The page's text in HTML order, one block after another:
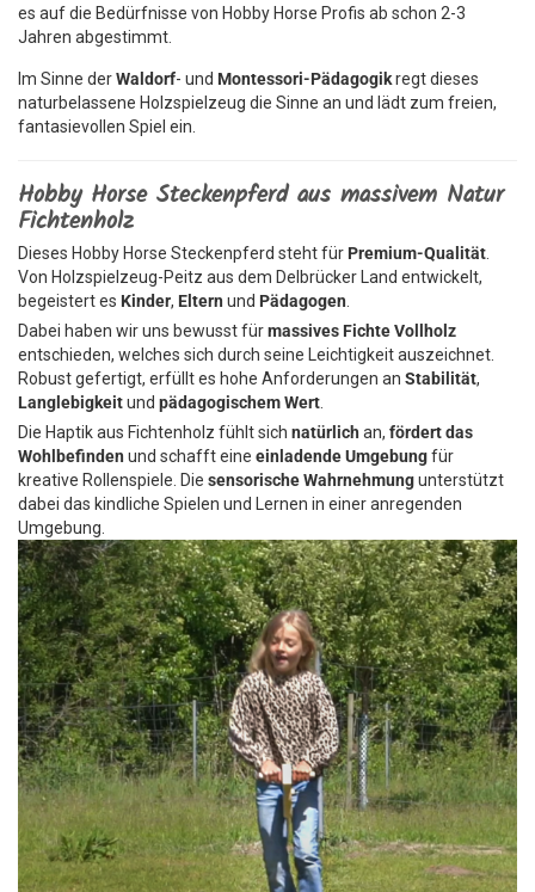
es auf die Bedürfnisse von Hobby Horse Profis ab schon 2-3
Jahren abgestimmt.
Im Sinne derWaldorf- und Montessori-Pädagogikregt dieses
naturbelassene Holzspielzeug die Sinne an und lädt zum freien,
fantasievollen Spiel ein.
Hobby Horse Steckenpferd aus massivem Natur
Fichtenholz
Dieses Hobby Horse Steckenpferd steht für Premium-Qualität
Von Holzspielzeug-Peitz aus dem Delbrücker Land entwickelt,
begeistert es Kinder, Eltern und Pädagogen
Dabei haben wir uns bewusst fürmassives Fichte Vollholz
entschieden, welches sich durch seine Leichtigkeit auszeichnet.
Robust gefertigt, erfüllt es hohe Anforderungen an Stabilität,
Langlebigkeitund pädagogischem Wert
Die Haptik aus Fichtenholz fühlt sich natürlich an, fördert das
Wohlbefinden und schafft eine einladende Umgebungfür
kreative Rollenspiele. Die sensorische Wahrnehmungunterstützt
dabei das kindliche Spielen und Lernen in einer anregenden
Umgebung.